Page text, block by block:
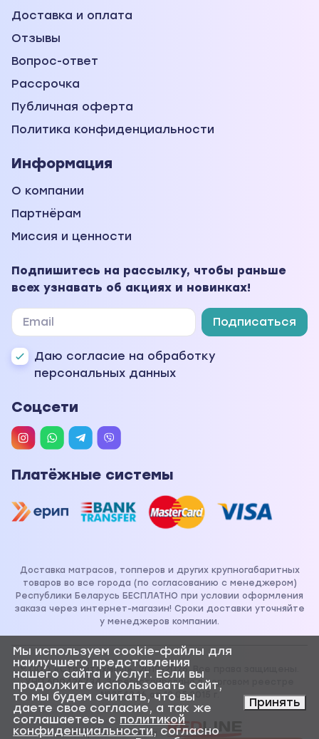
Доставка и оплата
Отзывы
Вопрос-ответ
Рассрочка
Публичная оферта
Политика конфиденциальности
Информация
О компании
Партнёрам
Миссия и ценности
Подпишитесь на рассылку, чтобы раньше
всех узнавать об акциях и новинках!
Подписаться
Даю согласие на обработку
персональных данных
Соцсети
Платёжные системы
Доставка матрасов, топперов и других крупногабаритных
товаров во все города (по согласованию с менеджером)
Республики Беларусь БЕСПЛАТНО при условии оформления
заказа через интернет-магазин! Сроки доставки уточняйте
у менеджеров компании.
© ООО «Стройтехмаш», 2019-2026. Все права защищены.
УНП 600436734. Зарегистрировано в торговом реестре
№254346 от 13.05.2015 г.
Разработка сайта
Мы используем cookie-файлы для
наилучшего представления
нашего сайта и услуг. Если вы
продолжите использовать сайт,
то мы будем считать, что вы
даете свое согласие, а так же
соглашаетесь с политикой
конфиденциальности, согласно
Принять